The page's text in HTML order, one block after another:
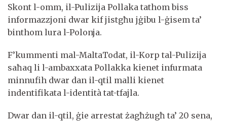
Skont l-omm, il-Pulizija Pollaka tathom biss
informazzjoni dwar kif jistgħu jġibu l-ġisem ta’
binthom lura l-Polonja.
F’kummenti mal-MaltaTodat, il-Korp tal-Pulizija
saħaq li l-ambaxxata Pollakka kienet infurmata
minnufih dwar dan il-qtil malli kienet
indentifikata l-identità tat-tfajla.
Dwar dan il-qtil, ġie arrestat żagħżugħ ta’ 20 sena,